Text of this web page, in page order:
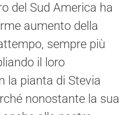
del Sud America ha
aumento della
sempre più
il loro
la pianta di Stevia
nonostante la sua